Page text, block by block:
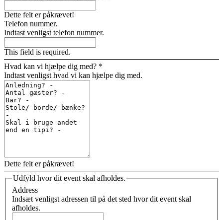
Dette felt er påkrævet!
Telefon nummer.
Indtast venligst telefon nummer.
This field is required.
Hvad kan vi hjælpe dig med? *
Indtast venligst hvad vi kan hjælpe dig med.
Dette felt er påkrævet!
Udfyld hvor dit event skal afholdes.
Address
Indsæt venligst adressen til på det sted hvor dit event skal
afholdes.